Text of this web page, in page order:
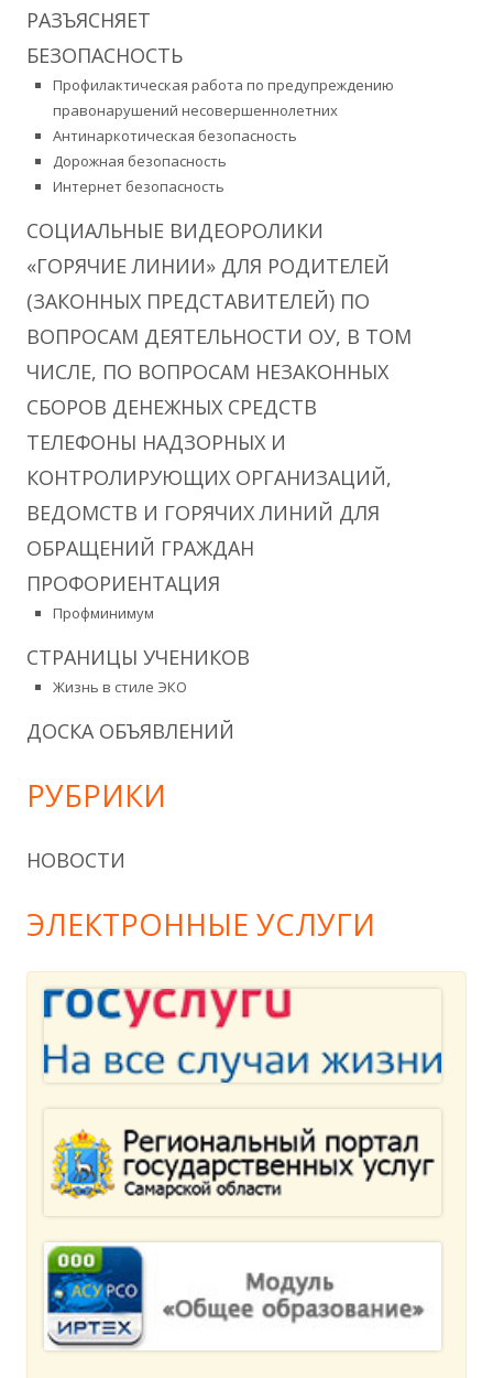
РАЗЪЯСНЯЕТ
БЕЗОПАСНОСТЬ
Профилактическая работа по предупреждению
правонарушений несовершеннолетних
Антинаркотическая безопасность
Дорожная безопасность
Интернет безопасность
СОЦИАЛЬНЫЕ ВИДЕОРОЛИКИ
«ГОРЯЧИЕ ЛИНИИ» ДЛЯ РОДИТЕЛЕЙ
(ЗАКОННЫХ ПРЕДСТАВИТЕЛЕЙ) ПО
ВОПРОСАМ ДЕЯТЕЛЬНОСТИ ОУ, В ТОМ
ЧИСЛЕ, ПО ВОПРОСАМ НЕЗАКОННЫХ
СБОРОВ ДЕНЕЖНЫХ СРЕДСТВ
ТЕЛЕФОНЫ НАДЗОРНЫХ И
КОНТРОЛИРУЮЩИХ ОРГАНИЗАЦИЙ,
ВЕДОМСТВ И ГОРЯЧИХ ЛИНИЙ ДЛЯ
ОБРАЩЕНИЙ ГРАЖДАН
ПРОФОРИЕНТАЦИЯ
Профминимум
СТРАНИЦЫ УЧЕНИКОВ
Жизнь в стиле ЭКО
ДОСКА ОБЪЯВЛЕНИЙ
РУБРИКИ
НОВОСТИ
ЭЛЕКТРОННЫЕ УСЛУГИ